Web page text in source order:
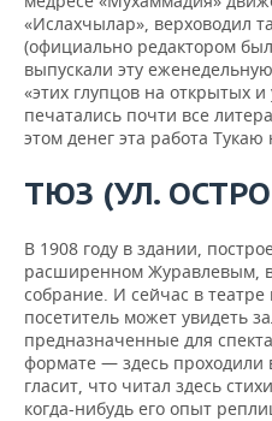
«Ислахчылар», верховодил
(официально редактором
выпускали эту
«этих глупцов на открытых
печатались почти все
этом денег эта работа Тукаю
ТЮЗ (УЛ.
В 1908 году в здании,
расширенном Журавлевым,
собрание. И сейчас в
посетитель может увидеть
предназначенные для
формате — здесь проходили
гласит, что читал здесь
когда-нибудь его опыт